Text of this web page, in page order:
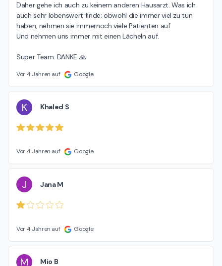
Daher gehe ich auch zu keinem anderen Hausarzt. Was ich
auch sehr lobenswert finde: obwohl die immer viel zu tun
haben, nehmen sie immernoch viele Patienten auf
Und nehmen uns immer mit einen Lächeln auf.
Super Team. DANKE 🙏
Vor 4 Jahren auf Google
K Khaled S
Vor 4 Jahren auf Google
J Jana M
Vor 4 Jahren auf Google
M Mio B